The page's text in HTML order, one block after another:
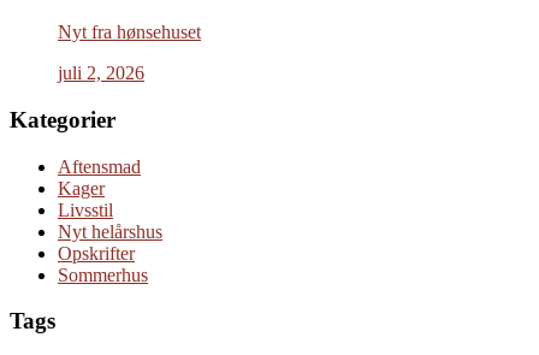
Nyt fra hønsehuset
juli 2, 2026
Kategorier
Aftensmad
Kager
Livsstil
Nyt helårshus
Opskrifter
Sommerhus
Tags